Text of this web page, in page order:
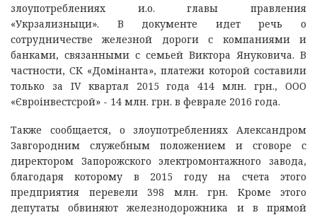
злоупотреблениях и.о. главы правления
«Укрзализныци». В документе идет речь о
сотрудничестве железной дороги с компаниями и
банками, связанными с семьей Виктора Януковича. В
частности, СК «Домінанта», платежи которой составили
только за IV квартал 2015 года 414 млн. грн., ООО
«Євроінвестсрой» - 14 млн. грн. в феврале 2016 года.
Также сообщается, о злоупотреблениях Александром
Завгородним служебным положением и сговоре с
директором Запорожского электромонтажного завода,
благодаря которому в 2015 году на счета этого
предприятия перевели 398 млн. грн. Кроме этого
депутаты обвиняют железнодорожника и в прямой